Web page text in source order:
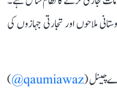
ملاحوں اور تجارتی جہازوں کی
چینل (qaumiawaz@
)